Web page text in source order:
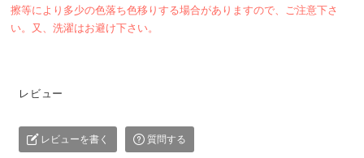
擦等により多少の色落ち色移りする場合がありますので、ご注意下さ
い。又、洗濯はお避け下さい。
レビュー
レビューを書く 質問する